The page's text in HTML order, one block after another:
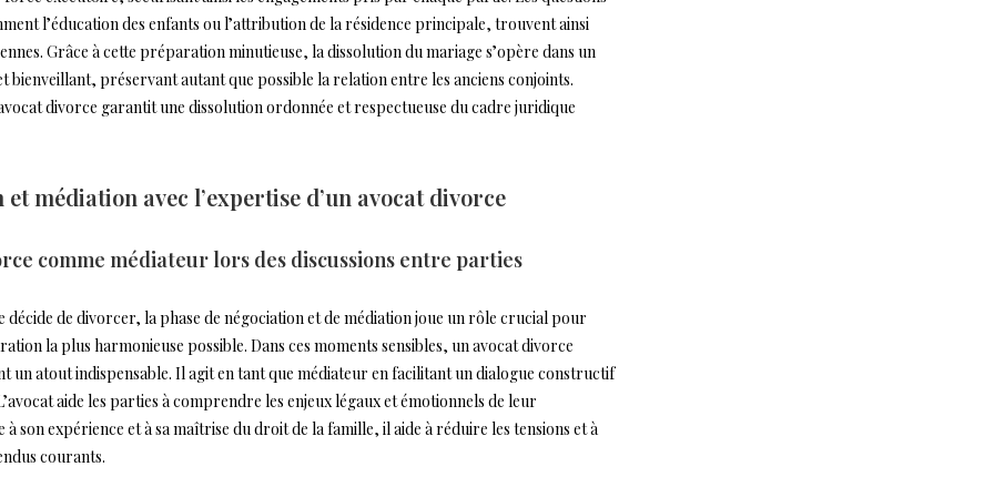
l’éducation des enfants ou l’attribution de la résidence principale, trouvent ainsi
Grâce à cette préparation minutieuse, la dissolution du mariage s’opère dans un
bienveillant, préservant autant que possible la relation entre les anciens conjoints.
divorce garantit une dissolution ordonnée et respectueuse du cadre juridique
médiation avec l’expertise d’un avocat divorce
comme médiateur lors des discussions entre parties
décide de divorcer, la phase de négociation et de médiation joue un rôle crucial pour
la plus harmonieuse possible. Dans ces moments sensibles, un avocat divorce
un atout indispensable. Il agit en tant que médiateur en facilitant un dialogue constructif
aide les parties à comprendre les enjeux légaux et émotionnels de leur
à son expérience et à sa maîtrise du droit de la famille, il aide à réduire les tensions et à
courants.